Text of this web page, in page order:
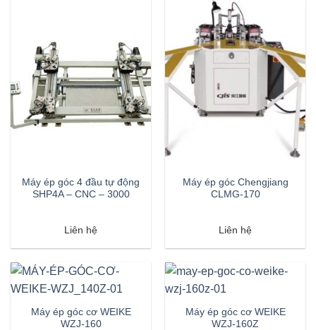
Máy ép góc 4 đầu tự động
SHP4A – CNC – 3000
Liên hệ
Máy ép góc Chengjiang
CLMG-170
Liên hệ
Máy ép góc cơ WEIKE
WZJ-160
Máy ép góc cơ WEIKE
WZJ-160Z